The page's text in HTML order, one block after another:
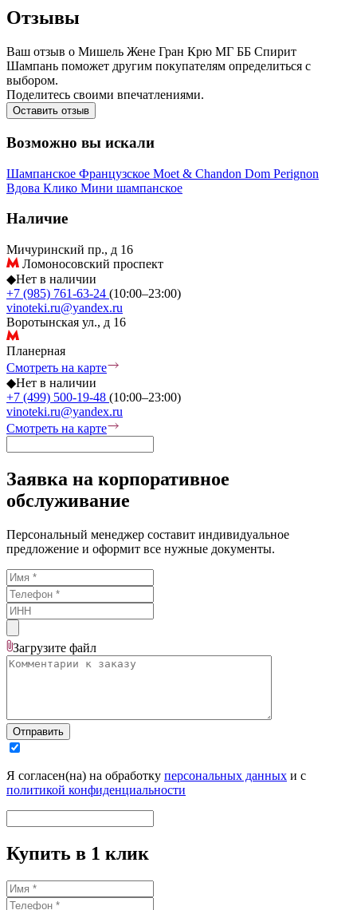
Отзывы
Ваш отзыв о Мишель Жене Гран Крю МГ ББ Спирит
Шампань поможет другим покупателям определиться с
выбором.
Поделитесь своими впечатлениями.
Оставить отзыв
Возможно вы искали
Шампанское Французское Moet & Chandon Dom Perignon
Вдова Клико Мини шампанское
Наличие
Мичуринский пр., д 16
Ломоносовский проспект
◆Нет в наличии
+7 (985) 761-63-24 (10:00–23:00)
vinoteki.ru@yandex.ru
Воротынская ул., д 16
Планерная
Смотреть на карте
◆Нет в наличии
+7 (499) 500-19-48 (10:00–23:00)
vinoteki.ru@yandex.ru
Смотреть на карте
Заявка на корпоративное
обслуживание
Персональный менеджер составит индивидуальное
предложение и оформит все нужные документы.
Загрузите файл
Отправить
Я согласен(на) на обработку персональных данных и с
политикой конфиденциальности
Купить в 1 клик